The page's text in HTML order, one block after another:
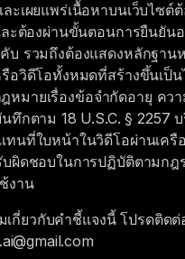
ะเผยแพร่เนื้อหาบนเว็บไซต์
ะต้องผ่านขั้นตอนการยืนยัน
บ รวมถึงต้องแสดงหลักฐาน
อวิดีโอทั้งหมดที่สร้างขึ้นเป็น
หมายเรื่องข้อจำกัดอายุ คว
ทึกตาม 18 U.S.C. § 2257
ทนที่ใบหน้าในวิดีโอผ่านเครื
ผิดชอบในการปฏิบัติตามกฎ
งาน
กี่ยวกับคำชี้แจงนี้ โปรดติดต่